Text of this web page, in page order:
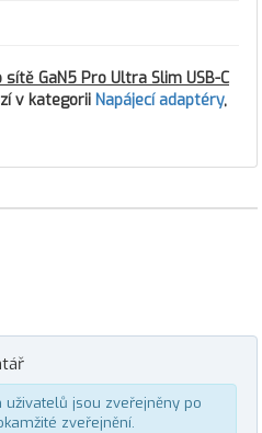
GaN5 Pro Ultra Slim USB-C
v kategorii Napájecí adaptéry,
uživatelů jsou zveřejněny po
zveřejnění.